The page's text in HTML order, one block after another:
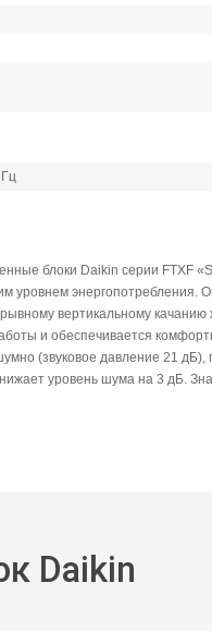
блоки Daikin серии FTXF
уровнем энергопотребления.
вертикальному
и обеспечивается
(звуковое давление 21
уровень шума на 3 дБ.
Daikin